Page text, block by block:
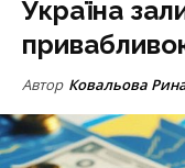
Україна
Автор Ковальова